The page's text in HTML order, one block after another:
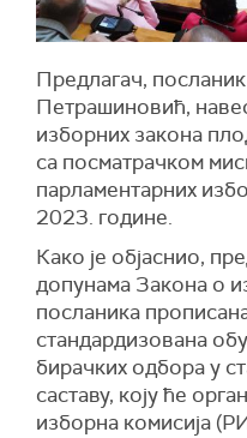
Предлагач,
Петрашиновић,
изборних закона
са посматрачком
парламентарних
2023. године.
Како је објаснио,
допунама Закона о
посланика
стандардизована
бирачких одбора у
саставу, коју ће
изборна комисија